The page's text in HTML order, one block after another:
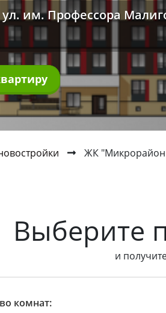
им. Профессора
ЖК
Выберите
и
комнат: